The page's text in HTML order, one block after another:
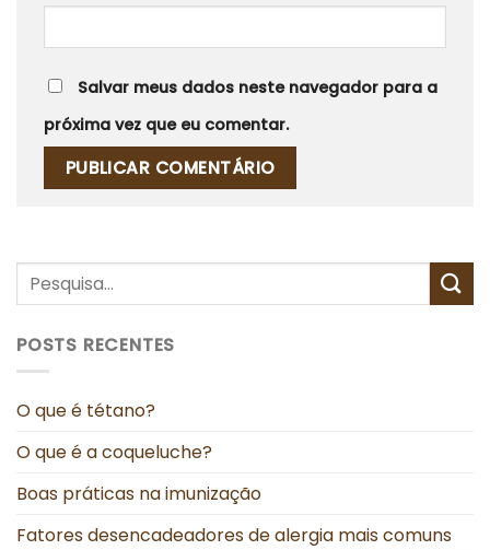
Salvar meus dados neste navegador para a
próxima vez que eu comentar.
POSTS RECENTES
O que é tétano?
O que é a coqueluche?
Boas práticas na imunização
Fatores desencadeadores de alergia mais comuns